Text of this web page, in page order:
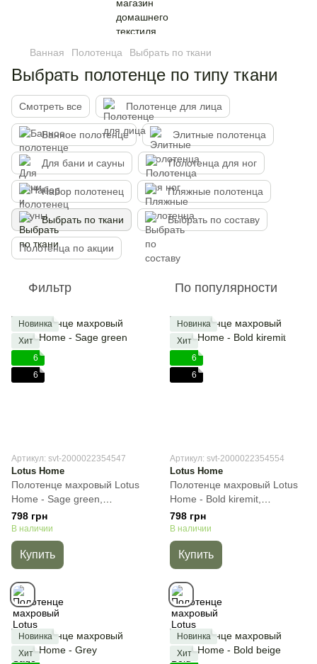
Ванная Полотенца Выбрать по ткани
Выбрать полотенце по типу ткани
Смотреть все Полотенце для лица
Банное полотенце Элитные полотенца
Для бани и сауны Полотенца для ног
Набор полотенец Пляжные полотенца
Выбрать по ткани Выбрать по составу
Полотенца по акции
Фильтр По популярности
Новинка
Хит
6
6
Артикул: svt-2000022354547
Lotus Home
Полотенце махровый Lotus
Home - Sage green,
Зелёный, 50х90 см, Для
лица
798 грн
В наличии
Купить
Новинка
Хит
6
6
Артикул: svt-2000022354554
Lotus Home
Полотенце махровый Lotus
Home - Bold kiremit,
Кирпичный, 50х90 см, Для
лица
798 грн
В наличии
Купить
Новинка
Хит
Новинка
Хит